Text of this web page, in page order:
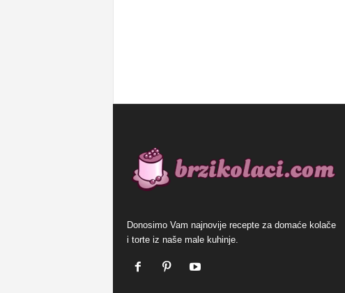
Donosimo Vam najnovije recepte za domaće kolače
i torte iz naše male kuhinje.